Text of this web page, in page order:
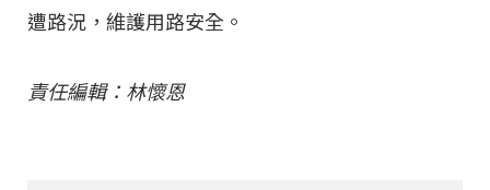
遭路況，維護用路安全。
責任編輯：林懷恩